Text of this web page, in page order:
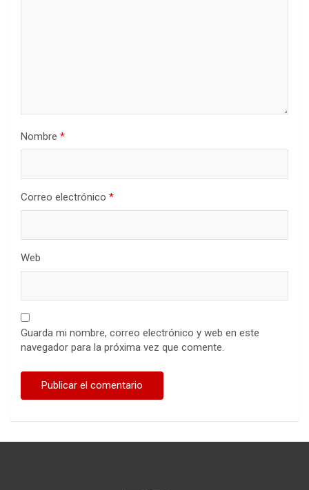
Nombre *
Correo electrónico *
Web
Guarda mi nombre, correo electrónico y web en este
navegador para la próxima vez que comente.